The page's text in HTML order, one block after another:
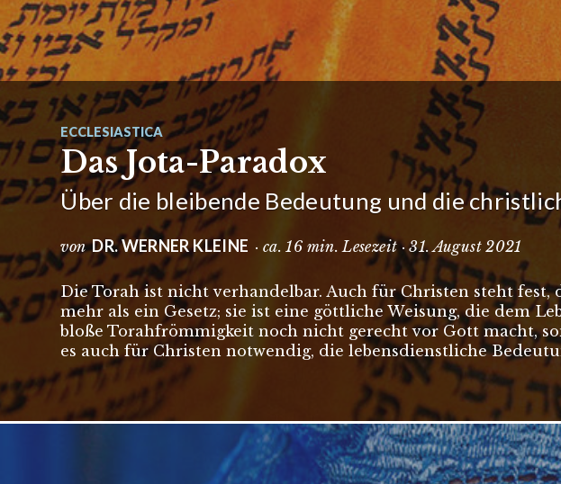
ECCLESIASTICA
Das Jota-Paradox
Über die bleibende Bedeutung und die
vonDR. WERNER KLEINE · ca. 16 min. Lesezeit · 31. August 2021
Die Torah ist nicht verhandelbar. Auch für Christen steht fest,
mehr als ein Gesetz; sie ist eine göttliche Weisung, die dem
bloße Torahfrömmigkeit noch nicht gerecht vor Gott macht,
es auch für Christen notwendig, die lebensdienstliche